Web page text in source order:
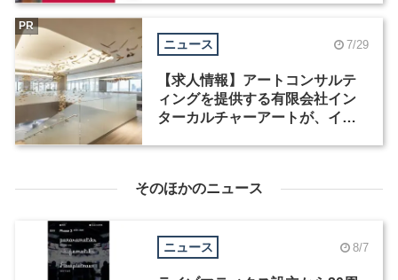
ニュース 7/29
【求人情報】アートコンサルテ
ィングを提供する有限会社イン
ターカルチャーアートが、イン
PR
そのほかのニュース
ニュース 8/7